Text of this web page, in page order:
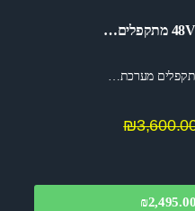
מערכת…
₪2,495.00